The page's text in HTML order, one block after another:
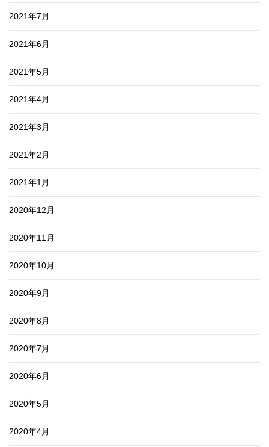
2021年7月
2021年6月
2021年5月
2021年4月
2021年3月
2021年2月
2021年1月
2020年12月
2020年11月
2020年10月
2020年9月
2020年8月
2020年7月
2020年6月
2020年5月
2020年4月